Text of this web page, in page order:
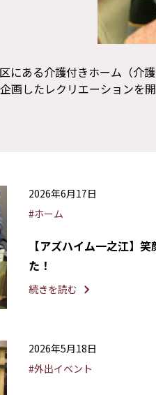
にある介護付きホーム（介
画したレクリエーションを
2026年6月17日
#ホーム
【アズハイム一之江】
た！
続きを読む
2026年5月18日
#外出イベント